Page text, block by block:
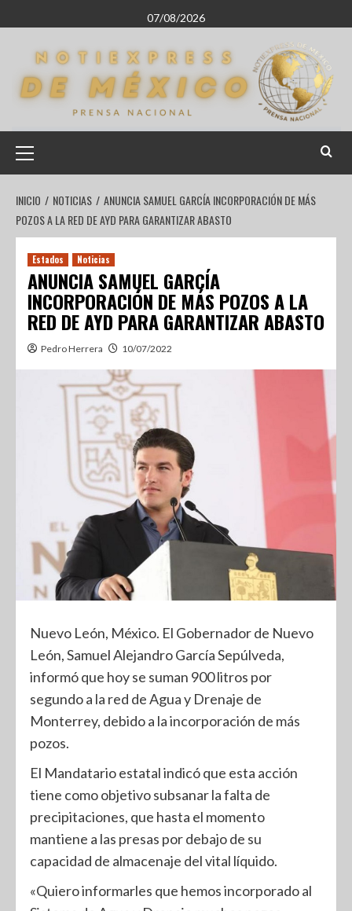
07/08/2026
INICIO NOTICIAS
ANUNCIA SAMUEL GARCÍA INCORPORACIÓN DE MÁS
POZOS A LA RED DE AYD PARA GARANTIZAR ABASTO
Estados Noticias
ANUNCIA SAMUEL GARCÍA
INCORPORACIÓN DE MÁS POZOS A LA
RED DE AYD PARA GARANTIZAR ABASTO
Pedro Herrera 10/07/2022
Nuevo León, México. El Gobernador de Nuevo
León, Samuel Alejandro García Sepúlveda,
informó que hoy se suman 900 litros por
segundo a la red de Agua y Drenaje de
Monterrey, debido a la incorporación de más
pozos.
El Mandatario estatal indicó que esta acción
tiene como objetivo subsanar la falta de
precipitaciones, que hasta el momento
mantiene a las presas por debajo de su
capacidad de almacenaje del vital líquido.
«Quiero informarles que hemos incorporado al